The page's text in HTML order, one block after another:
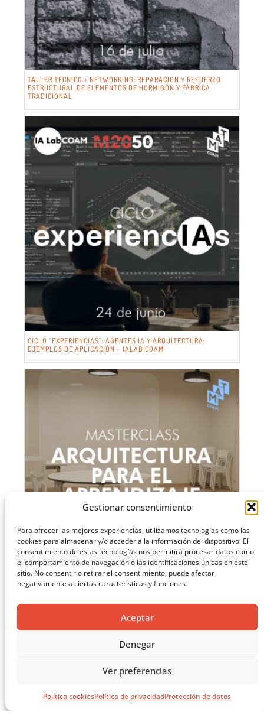
Gestionar consentimiento
Para ofrecer las mejores experiencias, utilizamos tecnologías como las
cookies para almacenar y/o acceder a la información del dispositivo. El
consentimiento de estas tecnologías nos permitirá procesar datos como
el comportamiento de navegación o las identificaciones únicas en este
sitio. No consentir o retirar el consentimiento, puede afectar
negativamente a ciertas características y funciones.
Aceptar
Denegar
Ver preferencias
Política cookiesPolítica de privacidadProtección de datos
TALLER TÉCNICO + NETWORKING: REPARACIÓN Y REFUERZO
ESTRUCTURAL DE ELEMENTOS DE HORMIGÓN Y FÁBRICA
TRADICIONAL
CICLO “EXPERIENCIAS”: AGENTES IA Y ARQUITECTURA:
EJEMPLOS DE APLICACIÓN – IALAB COAM
CARGAR MÁS ...